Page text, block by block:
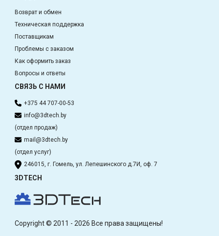
Возврат и обмен
Техническая поддержка
Поставщикам
Проблемы с заказом
Как оформить заказ
Вопросы и ответы
СВЯЗЬ С НАМИ
+375 44 707-00-53
info@3dtech.by
(отдел продаж)
mail@3dtech.by
(отдел услуг)
246015, г. Гомель, ул. Лепешинского д.7И, оф. 7
3DTECH
Copyright © 2011 - 2026 Все права защищены!